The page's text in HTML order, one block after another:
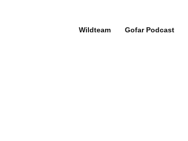
Wildteam Gofar Podcast